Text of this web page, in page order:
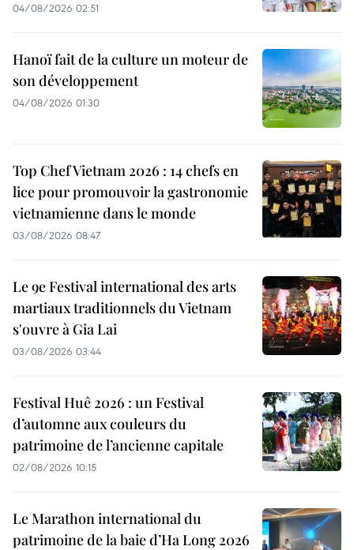
04/08/2026 02:51
Hanoï fait de la culture un moteur de
son développement
04/08/2026 01:30
Top Chef Vietnam 2026 : 14 chefs en
lice pour promouvoir la gastronomie
vietnamienne dans le monde
03/08/2026 08:47
Le 9e Festival international des arts
martiaux traditionnels du Vietnam
s'ouvre à Gia Lai
03/08/2026 03:44
Festival Huê 2026 : un Festival
d’automne aux couleurs du
patrimoine de l’ancienne capitale
02/08/2026 10:15
Le Marathon international du
patrimoine de la baie d’Ha Long 2026